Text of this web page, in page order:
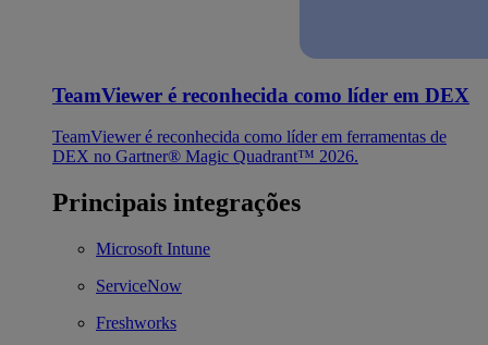
TeamViewer é reconhecida como líder em DEX
TeamViewer é reconhecida como líder em ferramentas de
DEX no Gartner® Magic Quadrant™ 2026.
Principais integrações
Microsoft Intune
ServiceNow
Freshworks